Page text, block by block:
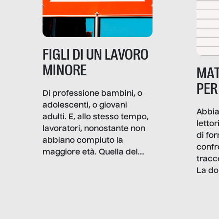
alterarne le molecole
professionali – e, attraverso
esse, il senso stesso della
FIGLI DI UN LAVORO
MINORE
Di professione bambini, o
adolescenti, o giovani
adulti. E, allo stesso tempo,
lavoratori, nonostante non
abbiano compiuto la
maggiore età. Quella del
di
La